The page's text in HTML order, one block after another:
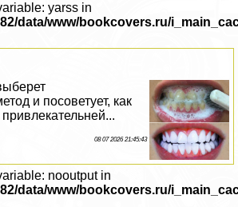
yarss in
data/www/bookcovers.ru/
и посоветует, как
08 07 2026 21:45:43
nooutput in
data/www/bookcovers.ru/